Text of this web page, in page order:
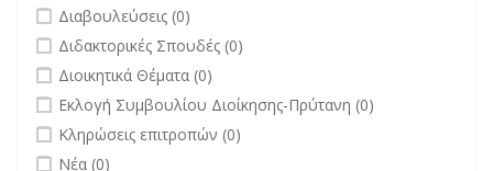
undefined
Διαβουλεύσεις (0)
undefined
Διδακτορικές Σπουδές (0)
undefined
Διοικητικά Θέματα (0)
undefined
Εκλογή Συμβουλίου Διοίκησης-Πρύτανη (0)
undefined
Κληρώσεις επιτροπών (0)
undefined
Νέα (0)